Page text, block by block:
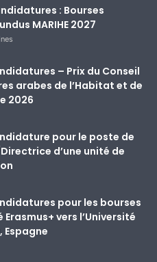
: Bourses
MARIHE 2027
– Prix du Conseil
arabes de l’Habitat et de
2026
pour le poste de
d’une unité de
pour les bourses
vers l’Université
Espagne